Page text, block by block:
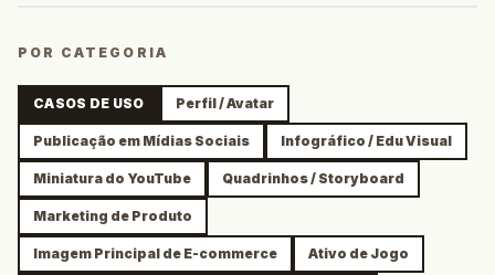
POR CATEGORIA
CASOS DE USO Perfil / Avatar
Publicação em Mídias Sociais Infográfico / Edu Visual
Miniatura do YouTube Quadrinhos / Storyboard
Marketing de Produto
Imagem Principal de E-commerce Ativo de Jogo